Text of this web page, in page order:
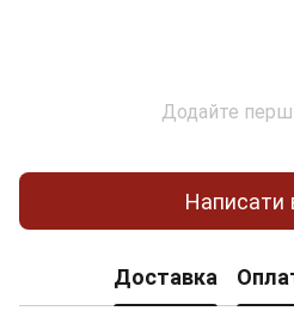
Додайте
Написати
Доставка